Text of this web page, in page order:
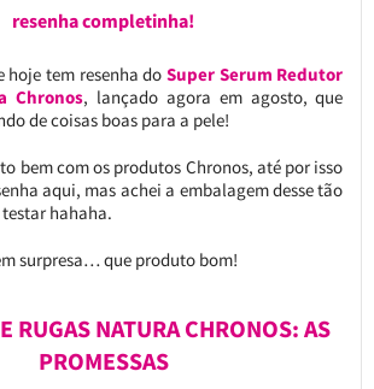
resenha completinha!
hoje tem resenha doSuper Serum Redutor
Chronos, lançado agora em agosto, que
de coisas boas para a pele!
bem com os produtos Chronos, até por isso
aqui, mas achei a embalagem desse tão
hahaha.
surpresa… que produto bom!
RUGAS NATURA CHRONOS: AS
PROMESSAS